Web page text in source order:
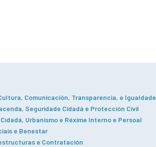
Comunicación, Transparencia, e Igualdade
Seguridade Cidadá e Protección Civil
Urbanismo e Réxime Interno e Persoal
e Benestar
e Contratación